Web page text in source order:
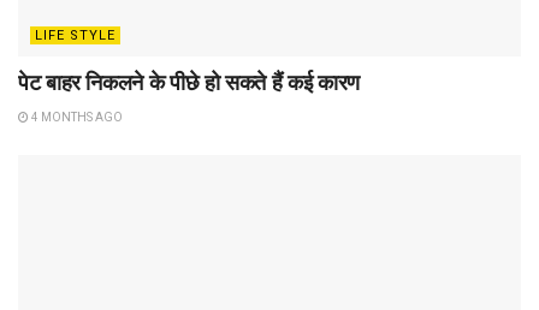
LIFE STYLE
पेट बाहर निकलने के पीछे हो सकते हैं कई कारण
4 MONTHS AGO